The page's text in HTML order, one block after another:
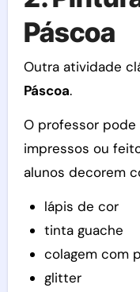
Páscoa
Outra atividade
Páscoa.
O professor
impressos ou
alunos decorem
lápis de cor
tinta guache
colagem com
glitter